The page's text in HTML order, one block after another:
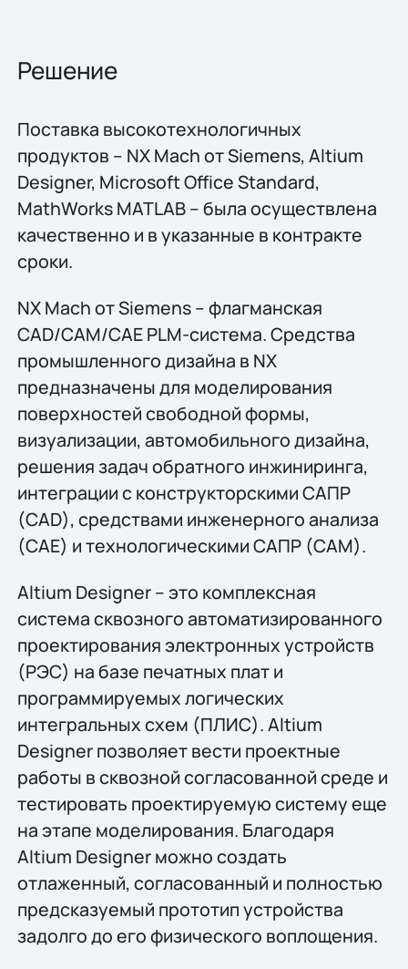
Решение
Поставка высокотехнологичных
продуктов – NX Mach от Siemens, Altium
Designer, Microsoft Office Standard,
MathWorks MATLAB – была осуществлена
качественно и в указанные в контракте
сроки.
NX Mach от Siemens – флагманская
CAD/CAM/CAE PLM-система. Средства
промышленного дизайна в NX
предназначены для моделирования
поверхностей свободной формы,
визуализации, автомобильного дизайна,
решения задач обратного инжиниринга,
интеграции с конструкторскими САПР
(CAD), средствами инженерного анализа
(CAE) и технологическими САПР (CAM).
Altium Designer – это комплексная
система сквозного автоматизированного
проектирования электронных устройств
(РЭС) на базе печатных плат и
программируемых логических
интегральных схем (ПЛИС). Altium
Designer позволяет вести проектные
работы в сквозной согласованной среде и
тестировать проектируемую систему еще
на этапе моделирования. Благодаря
Altium Designer можно создать
отлаженный, согласованный и полностью
предсказуемый прототип устройства
задолго до его физического воплощения.